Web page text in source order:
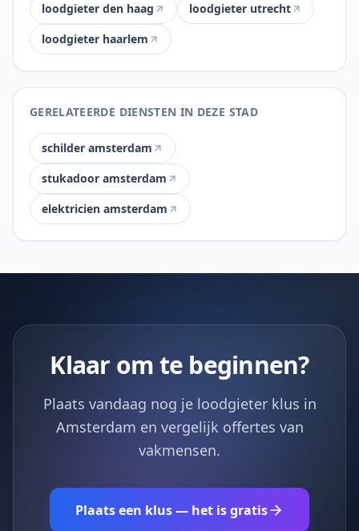
loodgieter den haag
loodgieter utrecht
loodgieter haarlem
GERELATEERDE DIENSTEN IN DEZE STAD
schilder amsterdam
stukadoor amsterdam
elektricien amsterdam
Klaar om te beginnen?
Plaats vandaag nog je loodgieter klus in
Amsterdam en vergelijk offertes van
vakmensen.
Plaats een klus — het is gratis